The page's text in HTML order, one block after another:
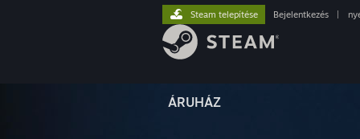
ÁRUHÁZ
Steam telepítése Bejelentkezés